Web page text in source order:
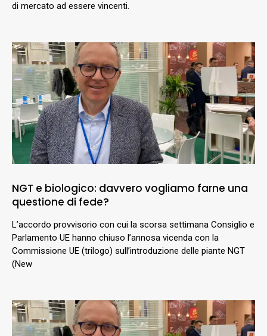
di mercato ad essere vincenti.
NGT e biologico: davvero vogliamo farne una
questione di fede?
L’accordo provvisorio con cui la scorsa settimana Consiglio e
Parlamento UE hanno chiuso l’annosa vicenda con la
Commissione UE (trilogo) sull’introduzione delle piante NGT
(New